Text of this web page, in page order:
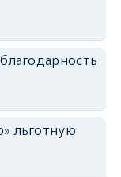
льготную